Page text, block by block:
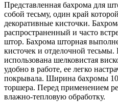
Представленная бахрома для
собой тесьму, один край
декоративные кисточки.
распространенный и часто
штор. Бахрома шторная
кисточек и отделочной
использована шелковистая
удобно в работе, ее легко
покрывала. Ширина бахромы
торшера. Перед применением
влажно-тепловую обработку.